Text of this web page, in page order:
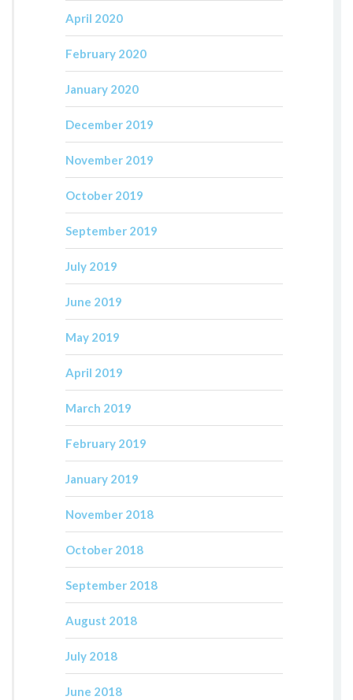
April 2020
February 2020
January 2020
December 2019
November 2019
October 2019
September 2019
July 2019
June 2019
May 2019
April 2019
March 2019
February 2019
January 2019
November 2018
October 2018
September 2018
August 2018
July 2018
June 2018